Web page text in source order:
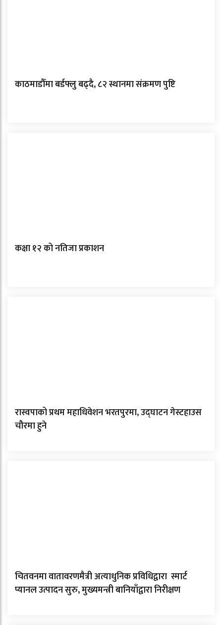
काठमाडौँमा बर्डफ्लु बढ्दै, ८२ स्थानमा संक्रमण पुष्टि
कक्षा १२ को नतिजा प्रकाशन
रास्वपाको प्रथम महाधिवेशन भरतपुरमा, उद्घाटन गेस्टहाउस
चौरमा हुने
चितवनमा वातावरणमैत्री अत्याधुनिक प्रविधिद्वारा स्मार्ट
प्यानल उत्पादन सुरु, मुख्यमन्त्री बानियाँद्वारा निरीक्षण